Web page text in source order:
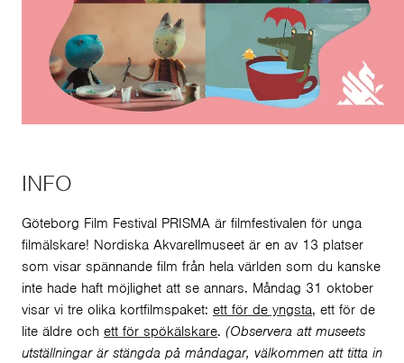
INFO
Göteborg Film Festival PRISMA är filmfestivalen för unga
filmälskare! Nordiska Akvarellmuseet är en av 13 platser
som visar spännande film från hela världen som du kanske
inte hade haft möjlighet att se annars. Måndag 31 oktober
visar vi tre olika kortfilmspaket: ett för de yngsta, ett för de
lite äldre och ett för spökälskare. (Observera att museets
utställningar är stängda på måndagar, välkommen att titta in